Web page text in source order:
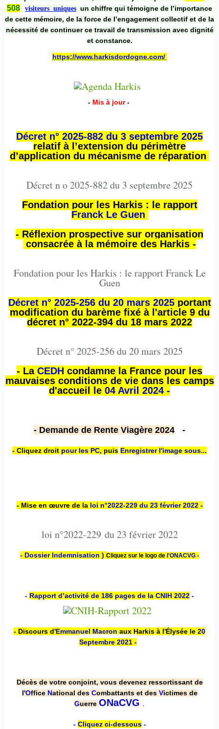
508
visiteurs uniques un chiffre qui témoigne de l’importance
de cette mémoire, de la force de l’engagement collectif et de la
nécessité de continuer ce travail de transmission avec dignité
et constance.
https://www.harkisdordogne.com/
- Mis à jour -
Décret n° 2025-882 du 3 septembre 2025
relatif à l’extension du périmètre
d’application du mécanisme de réparation
Décret n o 2025-882 du 3 septembre 2025
Fondation pour les Harkis : le rapport
Franck Le Guen
- Réflexion prospective sur organisation
consacrée à la mémoire des Harkis -
Fondation pour les Harkis : le rapport Franck Le
Guen
Décret n° 2025-256 du 20 mars 2025portant
modification du barème fixé à l'article 9 du
décret n° 2022-394 du 18 mars 2022
Décret n° 2025-256 du 20 mars 2025
- La CEDH condamne la France pour les
mauvaises conditions de vie dans les camps
d'accueil le 04 Avril 2024 -
- Demande de Rente Viagère 2024 -
- Cliquez droit pour les PC, puis Enregistrer l'image sous...
- Mise en œuvre de la loi n°2022-229 du 23 février 2022 -
loi n°2022-229 du 23 février 2022
- Dossier Indemnisation ) Cliquez sur le logo de l'ONACVG -
- Rapport d’activité de 186 pages de la CNIH 2022 -
- Discours d'Emmanuel Macron aux Harkis à l'Élysée le 20
Septembre 2021 -
Décès de votre conjoint, vous devenez ressortissant de
l'Office National des Combattants et des Victimes de
Guerre ONaCVG .
- Cliquez ci-dessous-